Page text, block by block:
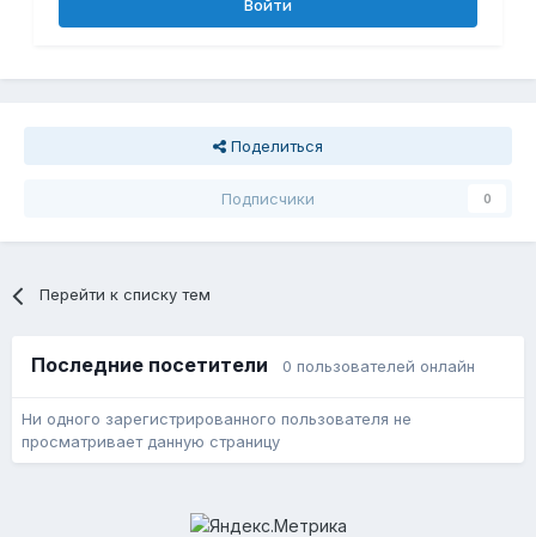
Войти
Поделиться
Подписчики 0
Перейти к списку тем
Последние посетители 0 пользователей онлайн
Ни одного зарегистрированного пользователя не
просматривает данную страницу